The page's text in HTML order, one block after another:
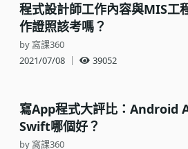
程式設計師工作內容與MIS工
作證照該考嗎？
by 窩課360
2021/07/08 ｜ 39052
寫App程式大評比：Android
Swift哪個好？
by 窩課360